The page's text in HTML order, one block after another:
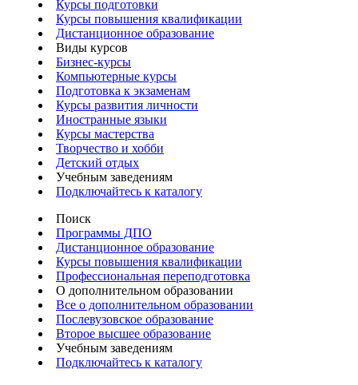
Курсы подготовки
Курсы повышения квалификации
Дистанционное образование
Виды курсов
Бизнес-курсы
Компьютерные курсы
Подготовка к экзаменам
Курсы развития личности
Иностранные языки
Курсы мастерства
Творчество и хобби
Детский отдых
Учебным заведениям
Подключайтесь к каталогу
Поиск
Программы ДПО
Дистанционное образование
Курсы повышения квалификации
Профессиональная переподготовка
О дополнительном образовании
Все о дополнительном образовании
Послевузовское образование
Второе высшее образование
Учебным заведениям
Подключайтесь к каталогу